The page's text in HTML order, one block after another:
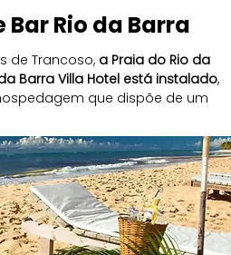
Bar Rio da Barra
de Trancoso, a Praia do Rio da
Barra Villa Hotel está instalado,
que dispõe de um